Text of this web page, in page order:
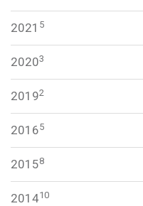
2021 5
20203
20192
20165
20158
201410